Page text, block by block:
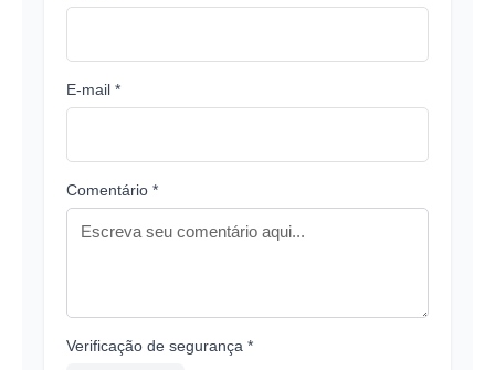
E-mail *
Comentário *
Verificação de segurança *